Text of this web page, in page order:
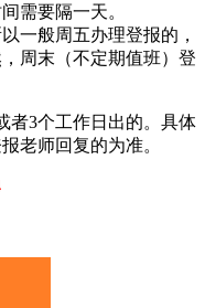
需要隔一天。
一般周五办理登报的，
周末（不定期值班）登
者3个工作日出的。具体
老师回复的为准。